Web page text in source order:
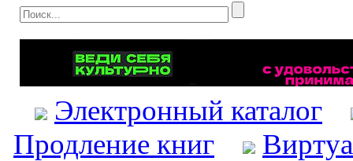
Электронный каталог
Продление книг